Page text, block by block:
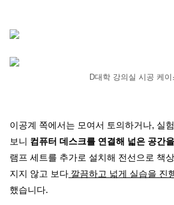
D대학 강의실 시공 케이
이공계 쪽에서는 모여서 토의하거나, 실
보니 컴퓨터 데스크를 연결해 넓은 공간
램프 세트를 추가로 설치해 전선으로 책
지지 않고 보다 깔끔하고 넓게 실습을 진
했습니다.